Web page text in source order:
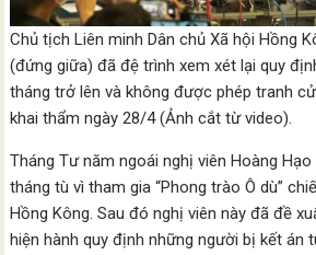
Chủ tịch Liên minh Dân chủ Xã hội Hồng
(đứng giữa) đã đệ trình xem xét lại quy
tháng trở lên và không được phép tranh
khai thẩm ngày 28/4 (Ảnh cắt từ video).
Tháng Tư năm ngoái nghị viên Hoàng
tháng tù vì tham gia “Phong trào Ô dù”
Hồng Kông. Sau đó nghị viên này đã đề
hiện hành quy định những người bị kết án